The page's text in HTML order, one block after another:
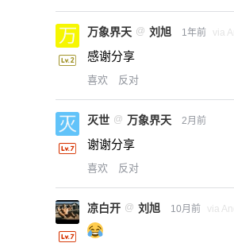
万象界天 @ 刘旭 1年前 via
感谢分享
喜欢 反对
灭世 @ 万象界天 2月前
谢谢分享
喜欢 反对
凉白开 @ 刘旭 10月前 via